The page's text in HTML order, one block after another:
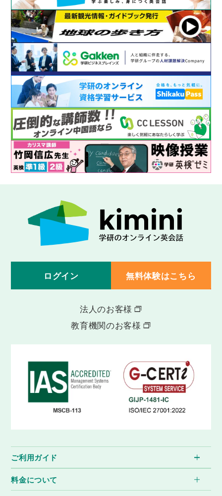
Lesson 48
will（未来）の疑問文
「一緒に来ますか」「日曜日は暇ですか」のよう
に、相手に意志や見通しなどをたずねることができ
るようになります。
Lesson 49
will（未来）のwh-/how疑問文
「いつ掃除しますか」「何時に始まりますか」のよ
うに、これからすることや起こることについて詳し
くたずねることができるようになります。
Lesson 50
be going to ~とwillの使い分け
「家にいるつもりです」「明日雨が降ります」のよ
うな、未来について話す際に使うbe going to とwill
を状況に合わせて使い分けできるようになります。
ログイン 無料体験はこちら
法人のお客様
教育機関のお客様
ご利用ガイド
料金について